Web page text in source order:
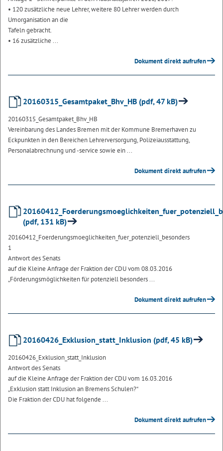
• 120 zusätzliche neue Lehrer, weitere 80 Lehrer werden durch
Umorganisation an die
Tafeln gebracht.
• 16 zusätzliche ...
Dokument direkt aufrufen
20160315_Gesamtpaket_Bhv_HB (pdf, 47 kB)
20160315_Gesamtpaket_Bhv_HB
Vereinbarung des Landes Bremen mit der Kommune Bremerhaven zu
Eckpunkten in den Bereichen Lehrerversorgung, Polizeiausstattung,
Personalabrechnung und -service sowie ein ...
Dokument direkt aufrufen
(pdf, 131 kB)
20160412_Foerderungsmoeglichkeiten_fuer_potenziell_besonders
1
Antwort des Senats
auf die Kleine Anfrage der Fraktion der CDU vom 08.03.2016
„Förderungsmöglichkeiten für potenziell besonders ...
Dokument direkt aufrufen
20160426_Exklusion_statt_Inklusion (pdf, 45 kB)
20160426_Exklusion_statt_Inklusion
Antwort des Senats
auf die Kleine Anfrage der Fraktion der CDU vom 16.03.2016
„Exklusion statt Inklusion an Bremens Schulen?“
Die Fraktion der CDU hat folgende ...
Dokument direkt aufrufen